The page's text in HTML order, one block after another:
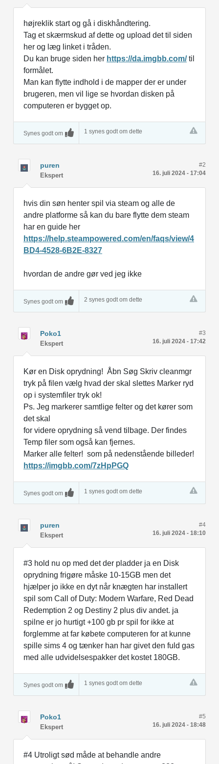
højreklik start og gå i diskhåndtering.
Tag et skærmskud af dette og upload det til siden
her og læg linket i tråden.
Du kan bruge siden her https://da.imgbb.com/til
formålet.
Man kan flytte indhold i de mapper der er under
brugeren, men vil lige se hvordan disken på
computeren er bygget op.
Synes godt om 1 synes godt om dette
puren
Ekspert 16. juli 2024 - 17:04
#2
hvis din søn henter spil via steam og alle de
andre platforme så kan du bare flytte dem steam
har en guide her
https://help.steampowered.com/en/faqs/view/4
BD4-4528-6B2E-8327
hvordan de andre gør ved jeg ikke
Synes godt om 2 synes godt om dette
Poko1
Ekspert 16. juli 2024 - 17:42
#3
Kør en Disk oprydning! Åbn Søg Skriv cleanmgr
tryk på filen vælg hvad der skal slettes Marker ryd
op i systemfiler tryk ok!
Ps. Jeg markerer samtlige felter og det kører som
det skal
for videre oprydning så vend tilbage. Der findes
Temp filer som også kan fjernes.
Marker alle felter! som på nedenstående billeder!
https://imgbb.com/7zHpPGQ
Synes godt om 1 synes godt om dette
puren
Ekspert 16. juli 2024 - 18:10
#4
#3 hold nu op med det der pladder ja en Disk
oprydning frigøre måske 10-15GB men det
hjælper jo ikke en dyt når knægten har installert
spil som Call of Duty: Modern Warfare, Red Dead
Redemption 2 og Destiny 2 plus div andet. ja
spilne er jo hurtigt +100 gb pr spil for ikke at
forglemme at far købete computeren for at kunne
spille sims 4 og tænker han har givet den fuld gas
med alle udvidelsespakker det kostet 180GB.
Synes godt om 1 synes godt om dette
Poko1
Ekspert 16. juli 2024 - 18:48
#5
#4 Utroligt sød måde at behandle andre